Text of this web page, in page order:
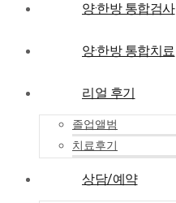
양·한방 통합검사
양·한방 통합치료
리얼 후기
졸업앨범
치료후기
상담/예약